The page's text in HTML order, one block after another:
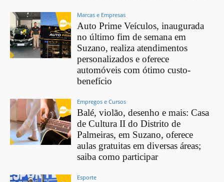
Marcas e Empresas
Auto Prime Veículos, inaugurada
no último fim de semana em
Suzano, realiza atendimentos
personalizados e oferece
automóveis com ótimo custo-
benefício
Empregos e Cursos
Balé, violão, desenho e mais: Casa
de Cultura II do Distrito de
Palmeiras, em Suzano, oferece
aulas gratuitas em diversas áreas;
saiba como participar
Esporte